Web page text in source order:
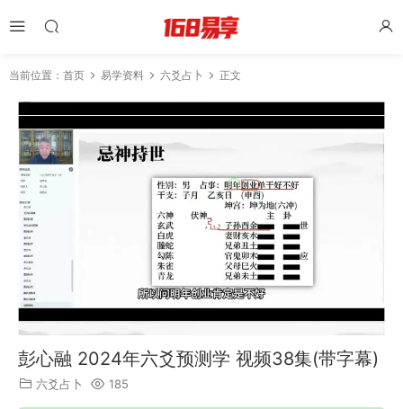
当前位置： 首页 易学资料 六爻占卜 正文
彭心融 2024年六爻预测学 视频38集(带字幕)
六爻占卜 185